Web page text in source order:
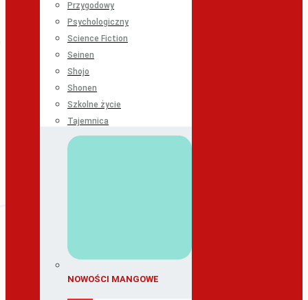
Przygodowy
Psychologiczny
Science Fiction
Seinen
Shojo
Shonen
Szkolne życie
Tajemnica
NOWOŚCI MANGOWE